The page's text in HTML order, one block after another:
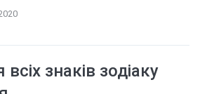
знаків зодіаку